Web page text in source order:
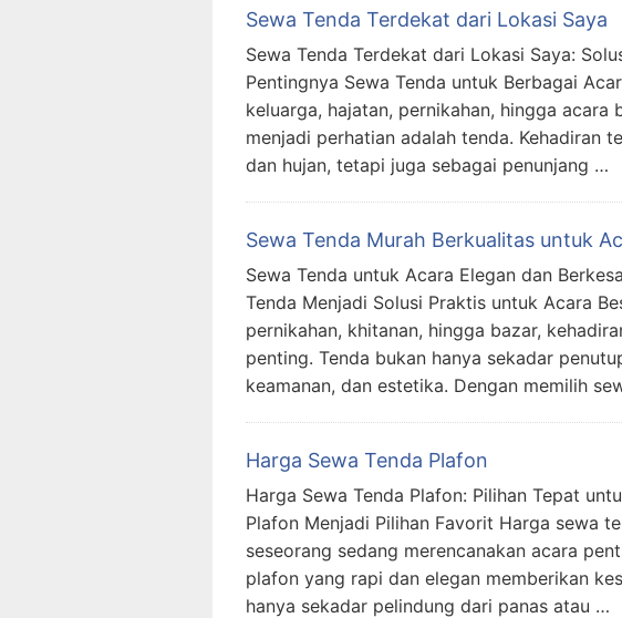
Sewa Tenda Terdekat dari Lokasi Saya
Sewa Tenda Terdekat dari Lokasi Saya:
Pentingnya Sewa Tenda untuk Berbagai
keluarga, hajatan, pernikahan, hingga
menjadi perhatian adalah tenda. Kehadiran
dan hujan, tetapi juga sebagai penunjang …
Sewa Tenda Murah Berkualitas untuk
Sewa Tenda untuk Acara Elegan dan
Tenda Menjadi Solusi Praktis untuk Acara
pernikahan, khitanan, hingga bazar,
penting. Tenda bukan hanya sekadar
keamanan, dan estetika. Dengan memilih
Harga Sewa Tenda Plafon
Harga Sewa Tenda Plafon: Pilihan Tepat
Plafon Menjadi Pilihan Favorit Harga sewa
seseorang sedang merencanakan acara
plafon yang rapi dan elegan memberikan
hanya sekadar pelindung dari panas atau …